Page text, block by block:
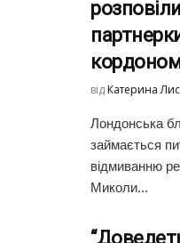
від Катерина
Лондонська
займається
відмиванню
Миколи...